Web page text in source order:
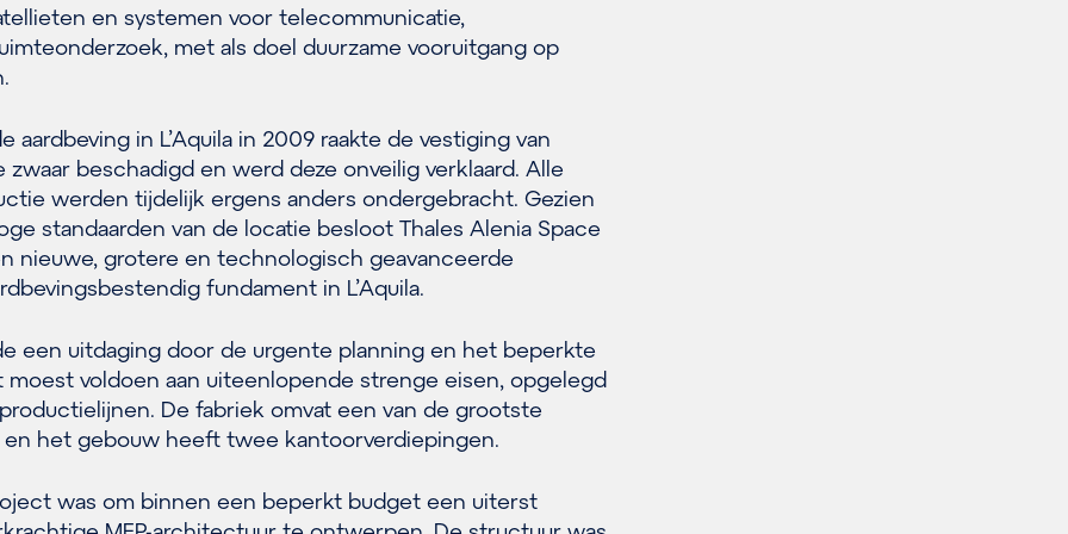
en systemen voor telecommunicatie,
met als doel duurzame vooruitgang op
aardbeving in L’Aquila in 2009 raakte de vestiging van
zwaar beschadigd en werd deze onveilig verklaard. Alle
werden tijdelijk ergens anders ondergebracht. Gezien
standaarden van de locatie besloot Thales Alenia Space
nieuwe, grotere en technologisch geavanceerde
fundament in L’Aquila.
een uitdaging door de urgente planning en het beperkte
voldoen aan uiteenlopende strenge eisen, opgelegd
De fabriek omvat een van de grootste
en het gebouw heeft twee kantoorverdiepingen.
was om binnen een beperkt budget een uiterst